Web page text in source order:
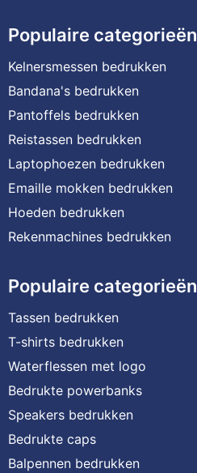
Populaire categorieën
Kelnersmessen bedrukken
Bandana's bedrukken
Pantoffels bedrukken
Reistassen bedrukken
Laptophoezen bedrukken
Emaille mokken bedrukken
Hoeden bedrukken
Rekenmachines bedrukken
Populaire categorieën
Tassen bedrukken
T-shirts bedrukken
Waterflessen met logo
Bedrukte powerbanks
Speakers bedrukken
Bedrukte caps
Balpennen bedrukken